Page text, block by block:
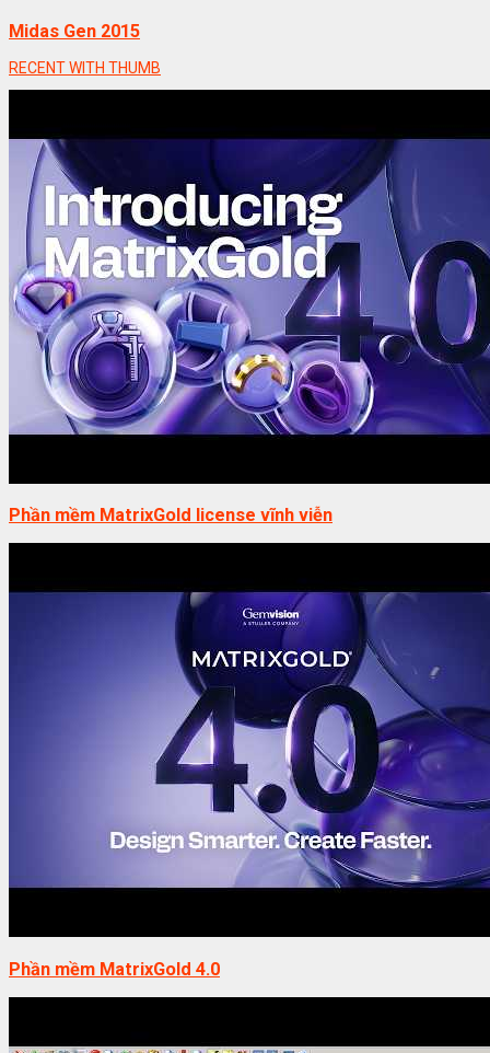
Midas Gen 2015
RECENT WITH THUMB
Phần mềm MatrixGold license vĩnh viễn
Phần mềm MatrixGold 4.0